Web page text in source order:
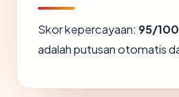
Skor kepercayaan: 95/100
adalah putusan otomatis